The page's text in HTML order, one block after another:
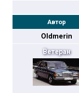
Автор
Oldmerin
Ветеран